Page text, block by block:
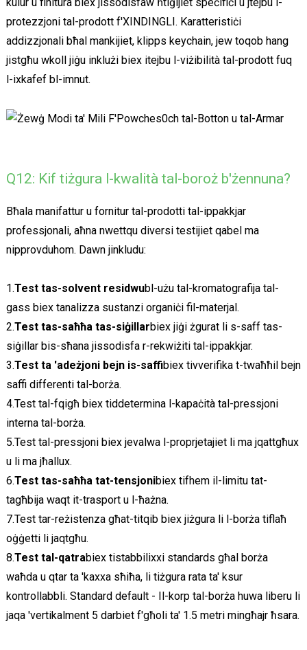
protezzjoni tal-prodott f'XINDINGLI. Karatteristiċi
addizzjonali bħal mankijiet, klipps keychain, jew toqob hang
jistgħu wkoll jiġu inklużi biex itejbu l-viżibilità tal-prodott fuq
l-ixkafef bl-imnut.
Q12: Kif tiżgura l-kwalità tal-boroż b'żennuna?
Bħala manifattur u fornitur tal-prodotti tal-ippakkjar
professjonali, aħna nwettqu diversi testijiet qabel ma
nipprovduhom. Dawn jinkludu:
1.Test tas-solvent residwubl-użu tal-kromatografija tal-
gass biex tanalizza sustanzi organiċi fil-materjal.
2.Test tas-saħħa tas-siġillarbiex jiġi żgurat li s-saff tas-
siġillar bis-sħana jissodisfa r-rekwiżiti tal-ippakkjar.
3.Test ta 'adeżjoni bejn is-saffibiex tivverifika t-twaħħil bejn
saffi differenti tal-borża.
4.Test tal-fqigħ biex tiddetermina l-kapaċità tal-pressjoni
interna tal-borża.
5.Test tal-pressjoni biex jevalwa l-proprjetajiet li ma jqattgħux
u li ma jħallux.
6.Test tas-saħħa tat-tensjonibiex tifhem il-limitu tat-
tagħbija waqt it-trasport u l-ħażna.
7.Test tar-reżistenza għat-titqib biex jiżgura li l-borża tiflaħ
oġġetti li jaqtgħu.
8.Test tal-qatrabiex tistabbilixxi standards għal borża
waħda u qtar ta 'kaxxa sħiħa, li tiżgura rata ta' ksur
kontrollabbli. Standard default - Il-korp tal-borża huwa liberu li
jaqa 'vertikalment 5 darbiet f'għoli ta' 1.5 metri mingħajr ħsara.